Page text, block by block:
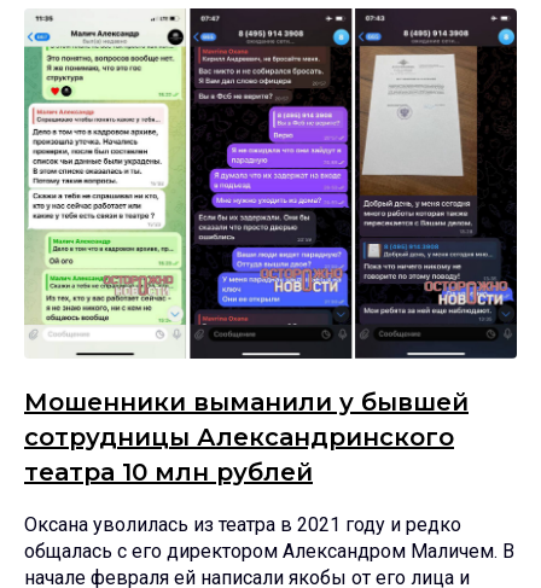
Мошенники выманили у бывшей
сотрудницы Александринского
театра 10 млн рублей
Оксана уволилась из театра в 2021 году и редко
общалась с его директором Александром Маличем. В
начале февраля ей написали якобы от его лица и